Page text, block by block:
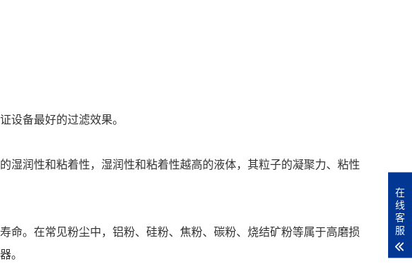
设备最好的过滤效果。
湿润性和粘着性，湿润性和粘着性越高的液体，其粒子的凝聚力、粘性
命。在常见粉尘中，铝粉、硅粉、焦粉、碳粉、烧结矿粉等属于高磨损
。
在
线
客
服